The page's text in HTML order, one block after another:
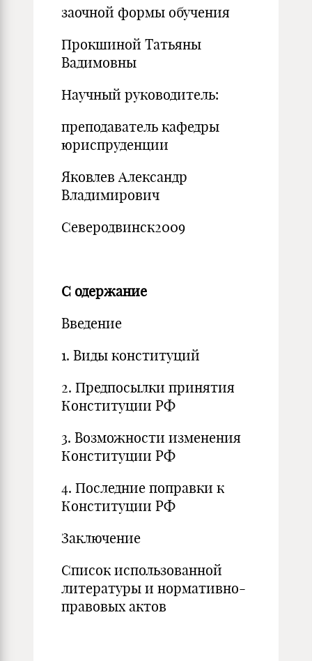
заочной формы обучения
Прокшиной Татьяны
Вадимовны
Научный руководитель:
преподаватель кафедры
юриспруденции
Яковлев Александр
Владимирович
Северодвинск2009
С одержание
Введение
1. Виды конституций
2. Предпосылки принятия
Конституции РФ
3. Возможности изменения
Конституции РФ
4. Последние поправки к
Конституции РФ
Заключение
Список использованной
литературы и нормативно-
правовых актов